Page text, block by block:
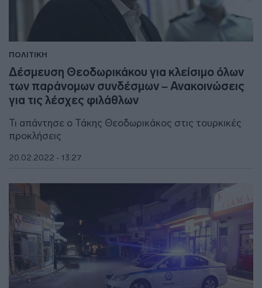
ΠΟΛΙΤΙΚΗ
Δέσμευση Θεοδωρικάκου για κλείσιμο όλων
των παράνομων συνδέσμων – Ανακοινώσεις
για τις λέσχες φιλάθλων
Τι απάντησε ο Τάκης Θεοδωρικάκος στις τουρκικές
προκλήσεις
20.02.2022 - 13:27